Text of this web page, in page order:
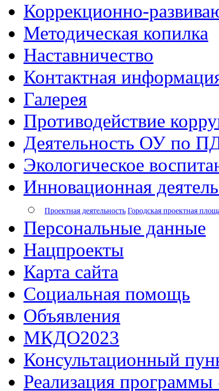
Коррекционно-
Методическая копилка
Наставничество
Контактная
Галерея
Противодействие
Деятельность ОУ по
Экологическое
Инновационная
Проектная деятельность Городская проектная
Персональные данные
Нацпроекты
Карта сайта
Социальная помощь
Объявления
МКДО2023
Консультационный
Реализация программы